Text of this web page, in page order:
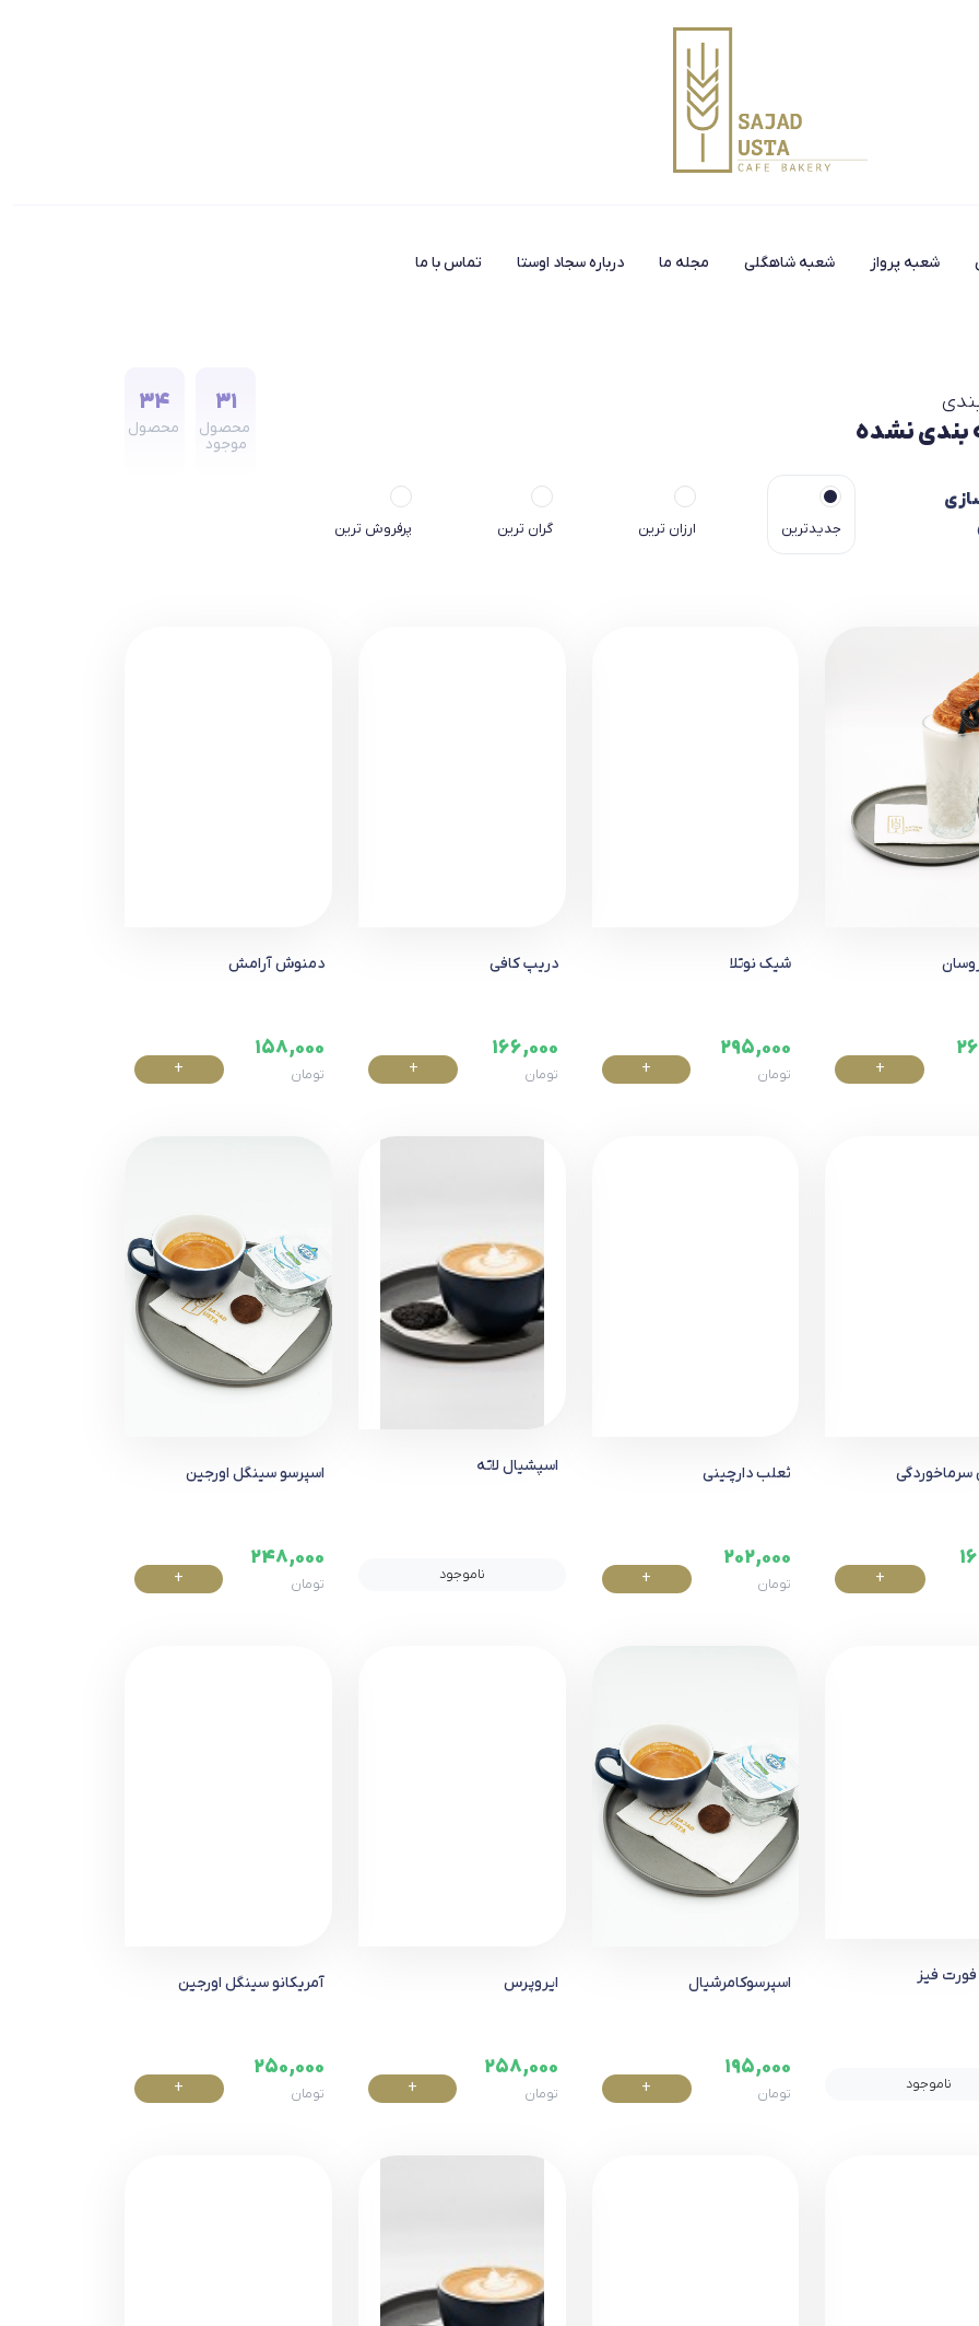
شعبه پرواز شعبه شاهگلی مجله ما درباره سجاد اوستا تماس با ما
بندی نشده
31
محصول
موجود
34
محصول
جدیدترین ارزان ترین گران ترین پرفروش ترین
+
شیک نوتلا
295,000
تومان
+
دریپ کافی
166,000
تومان
+
دمنوش آرامش
158,000
تومان
+
+
ثعلب دارچینی
202,000
تومان
+
اسپشیال لاته
ناموجود
اسپرسو سینگل اورجین
248,000
تومان
+
فیز
ناموجود
اسپرسوکامرشیال
195,000
تومان
+
ایروپرس
258,000
تومان
+
آمریکانو سینگل اورجین
250,000
تومان
+